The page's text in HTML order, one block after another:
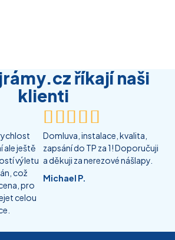
říkají naši
klienti
ale ještě
výletu
což
pro
celou

Domluva, instalace, kvalita,
zapsání do TP za 1! Doporučuji
a děkuji za nerezové nášlapy.
Michael P.